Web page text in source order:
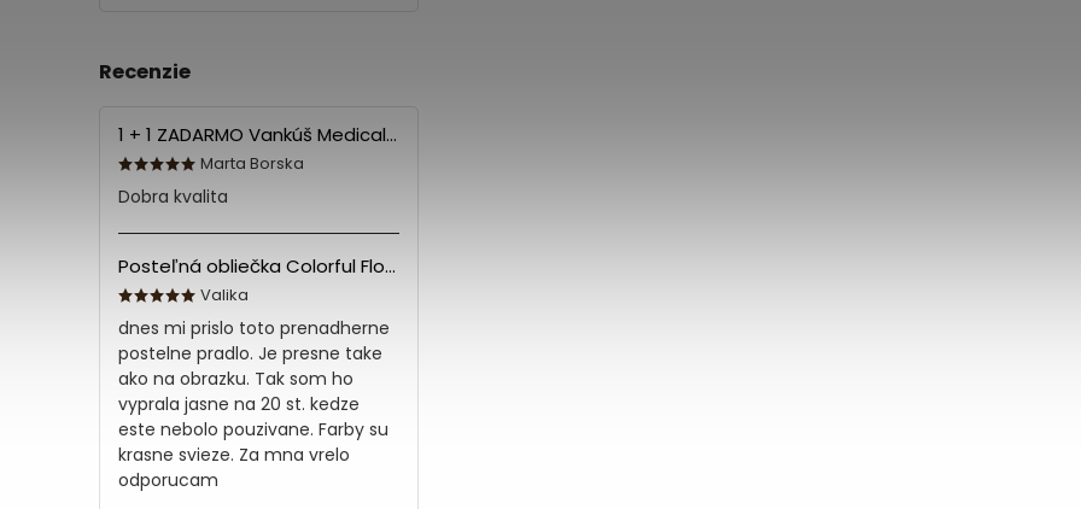
Recenzie
1 + 1 ZADARMO Vankúš Medical 70x90 cm
Marta Borska
Dobra kvalita
Posteľná obliečka Colorful Flowers Modrá 140x200/70x90 cm
Valika
dnes mi prislo toto prenadherne
postelne pradlo. Je presne take
ako na obrazku. Tak som ho
vyprala jasne na 20 st. kedze
este nebolo pouzivane. Farby su
krasne svieze. Za mna vrelo
odporucam